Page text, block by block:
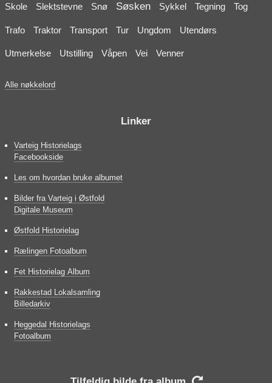
Skole Slektstevne Snø Søsken Sykkel Tegning Tog
Trafo Traktor Transport Tur Ungdom Utendørs
Utmerkelse Utstilling Våpen Vei Venner
Alle nøkkelord
Linker
Varteig Historielags
Facebookside
Les om hvordan bruke albumet
Bilder fra Varteig i Østfold
Digitale Museum
Østfold Historielag
Rælingen Fotoalbum
Fet Historielag Album
Rakkestad Lokalsamling
Billedarkiv
Heggedal Historielags
Fotoalbum